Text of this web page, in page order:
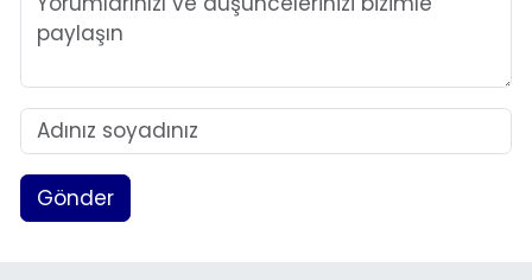
Gönder